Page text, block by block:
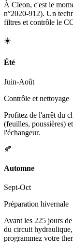
À Cleon, c'est le
n°2020-912). Un
filtres et contrôle le
☀️
Été
Juin-Août
Contrôle et nettoyage
Profitez de l'arrêt du
(feuilles, poussières)
l'échangeur.
🍂
Automne
Sept-Oct
Préparation hivernale
Avant les 225 jours
du circuit hydraulique,
programmez votre